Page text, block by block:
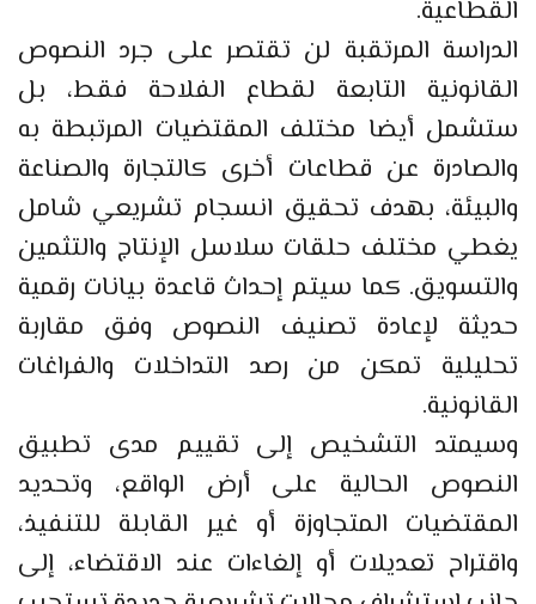
القطاعية.
الدراسة المرتقبة لن تقتصر على جرد النصوص
القانونية التابعة لقطاع الفلاحة فقط، بل
ستشمل أيضا مختلف المقتضيات المرتبطة به
والصادرة عن قطاعات أخرى كالتجارة والصناعة
والبيئة، بهدف تحقيق انسجام تشريعي شامل
يغطي مختلف حلقات سلاسل الإنتاج والتثمين
والتسويق. كما سيتم إحداث قاعدة بيانات رقمية
حديثة لإعادة تصنيف النصوص وفق مقاربة
تحليلية تمكن من رصد التداخلات والفراغات
القانونية.
وسيمتد التشخيص إلى تقييم مدى تطبيق
النصوص الحالية على أرض الواقع، وتحديد
المقتضيات المتجاوزة أو غير القابلة للتنفيذ،
واقتراح تعديلات أو إلغاءات عند الاقتضاء، إلى